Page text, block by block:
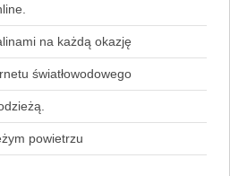
na każdą okazję
światłowodowego
powietrzu